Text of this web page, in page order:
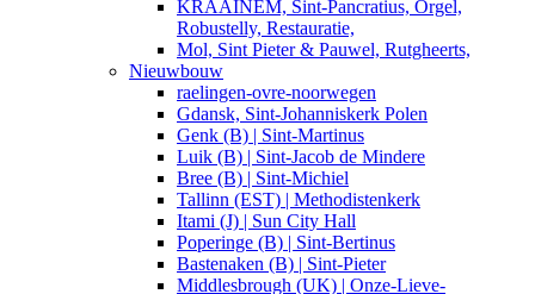
KRAAINEM, Sint-Pancratius, Orgel,
Robustelly, Restauratie,
Mol, Sint Pieter & Pauwel, Rutgheerts,
Nieuwbouw
raelingen-ovre-noorwegen
Gdansk, Sint-Johanniskerk Polen
Genk (B) | Sint-Martinus
Luik (B) | Sint-Jacob de Mindere
Bree (B) | Sint-Michiel
Tallinn (EST) | Methodistenkerk
Itami (J) | Sun City Hall
Poperinge (B) | Sint-Bertinus
Bastenaken (B) | Sint-Pieter
Middlesbrough (UK) | Onze-Lieve-